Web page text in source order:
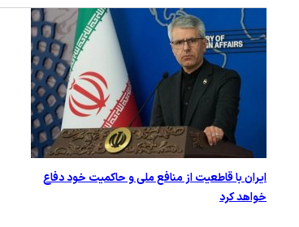
ایران با قاطعیت از منافع ملی و حاکمیت خود دفاع
خواهد کرد